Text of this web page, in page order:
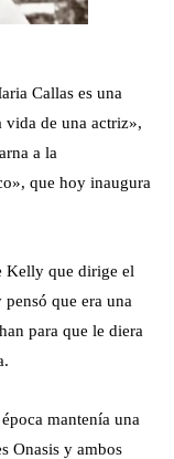
Callas es una
vida de una actriz»,
a la
que hoy inaugura
Kelly que dirige el
que era una
para que le diera
mantenía una
Onasis y ambos